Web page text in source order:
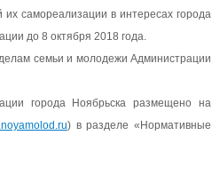
самореализации в интересах города
до 8 октября 2018 года.
семьи и молодежи Администрации
города Ноябрьска размещено на
)в разделе «Нормативные